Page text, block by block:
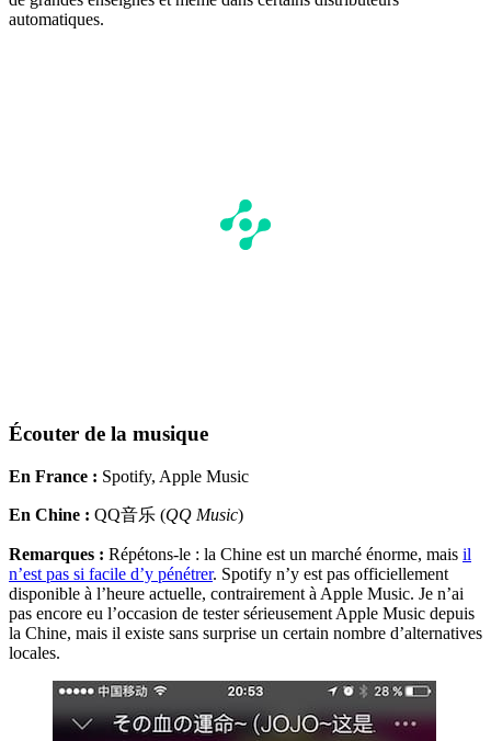
automatiques.
Écouter de la musique
En France : Spotify, Apple Music
En Chine : QQ音乐 (QQ Music)
Remarques : Répétons-le : la Chine est un marché énorme, mais il
n’est pas si facile d’y pénétrer. Spotify n’y est pas officiellement
disponible à l’heure actuelle, contrairement à Apple Music. Je n’ai
pas encore eu l’occasion de tester sérieusement Apple Music depuis
la Chine, mais il existe sans surprise un certain nombre d’alternatives
locales.